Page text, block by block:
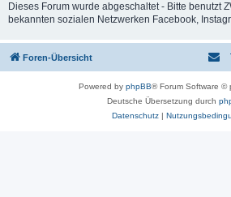
Dieses Forum wurde abgeschaltet - Bitte benutzt
bekannten sozialen Netzwerken Facebook,
Foren-Übersicht
Powered by phpBB® Forum Software ©
Deutsche Übersetzung durch
Datenschutz|